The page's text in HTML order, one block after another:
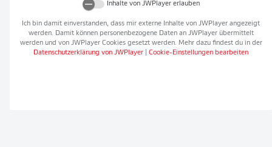
Inhalte von JWPlayererlauben
Ich bin damit einverstanden, dass mir externe Inhalte von JWPlayer angezeigt
werden. Damit können personenbezogene Daten an JWPlayerübermittelt
werden und von JWPlayerCookies gesetzt werden. Mehr dazu findest du in der
Datenschutzerklärung von JWPlayer Cookie-Einstellungen bearbeiten